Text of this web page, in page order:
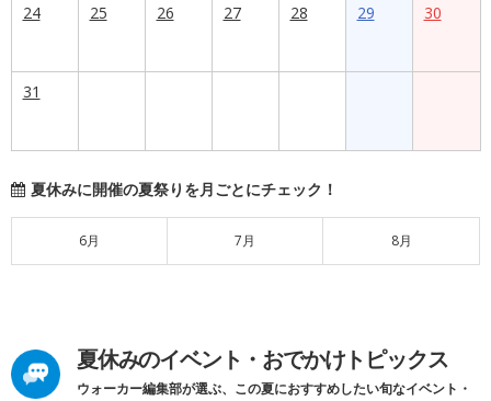
24 25 26 27 28 29 30
31
夏休みに開催の夏祭りを月ごとにチェック！
6月 7月 8月
夏休みのイベント・おでかけトピックス
ウォーカー編集部が選ぶ、この夏におすすめしたい旬なイベント・